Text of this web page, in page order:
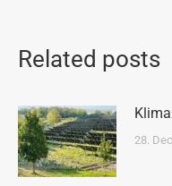
Related posts
28.